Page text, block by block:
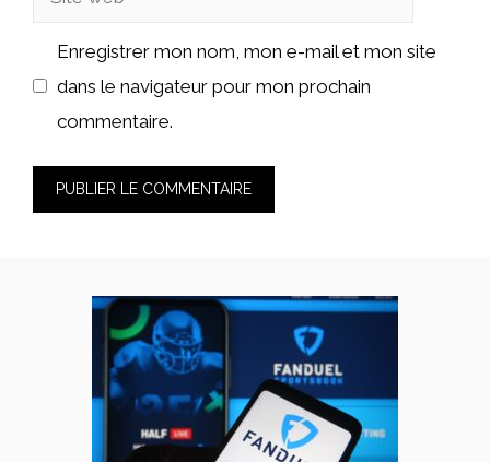
Enregistrer mon nom, mon e-mail et mon site
dans le navigateur pour mon prochain
commentaire.